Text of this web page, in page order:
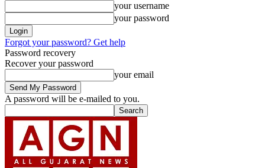
your username
your password
Forgot your password? Get help
Password recovery
Recover your password
your email
A password will be e-mailed to you.